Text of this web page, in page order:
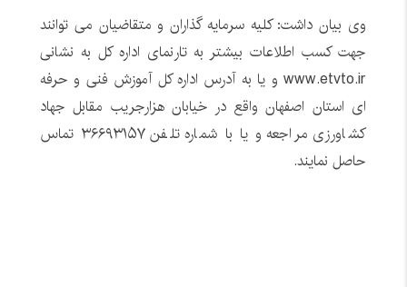
وی بیان داشت: کلیه سرمایه گذاران و متقاضیان می توانند
جهت کسب اطلاعات بیشتر به تارنمای اداره کل به نشانی
www.etvto.ir و یا به آدرس اداره کل آموزش فنی و حرفه
ای استان اصفهان واقع در خیابان هزارجریب مقابل جهاد
کشاورزی مراجعه و یا با شماره تلفن ۳۶۶۹۳۱۵۷ تماس
حاصل نمایند.